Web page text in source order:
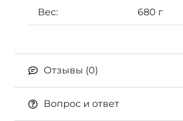
Вес: 680 г
Отзывы (0)
Вопрос и ответ